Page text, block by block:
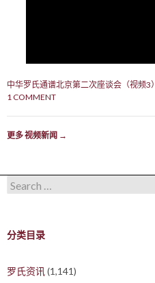
中华罗氏通谱北京第二次座谈会（视频3）
1 COMMENT
更多 视频新闻 →
Search for:
分类目录
罗氏资讯(1,141)